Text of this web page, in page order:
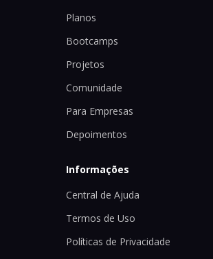
Planos
Bootcamps
Projetos
Comunidade
Para Empresas
Depoimentos
Informações
Central de Ajuda
Termos de Uso
Políticas de Privacidade